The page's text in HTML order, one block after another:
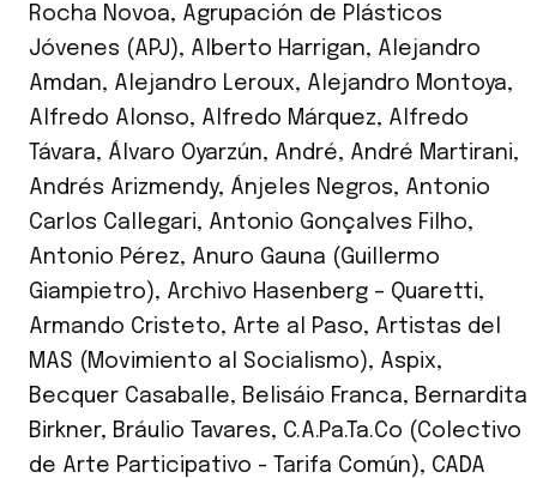
Rocha Novoa, Agrupación de Plásticos
Jóvenes (APJ), Alberto Harrigan, Alejandro
Amdan, Alejandro Leroux, Alejandro Montoya,
Alfredo Alonso, Alfredo Márquez, Alfredo
Távara, Álvaro Oyarzún, André, André Martirani,
Andrés Arizmendy, Ánjeles Negros, Antonio
Carlos Callegari, Antonio Gonçalves Filho,
Antonio Pérez, Anuro Gauna (Guillermo
Giampietro), Archivo Hasenberg – Quaretti,
Armando Cristeto, Arte al Paso, Artistas del
MAS (Movimiento al Socialismo), Aspix,
Becquer Casaballe, Belisáio Franca, Bernardita
Birkner, Bráulio Tavares, C.A.Pa.Ta.Co (Colectivo
de Arte Participativo - Tarifa Común), CADA